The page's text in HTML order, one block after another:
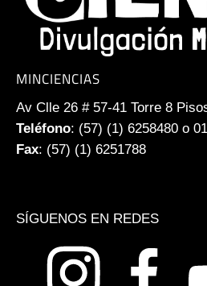
MINCIENCIAS
Av Clle 26 # 57-41 Torre 8
Teléfono: (57) (1) 6258480 o
Fax: (57) (1) 6251788
SÍGUENOS EN REDES